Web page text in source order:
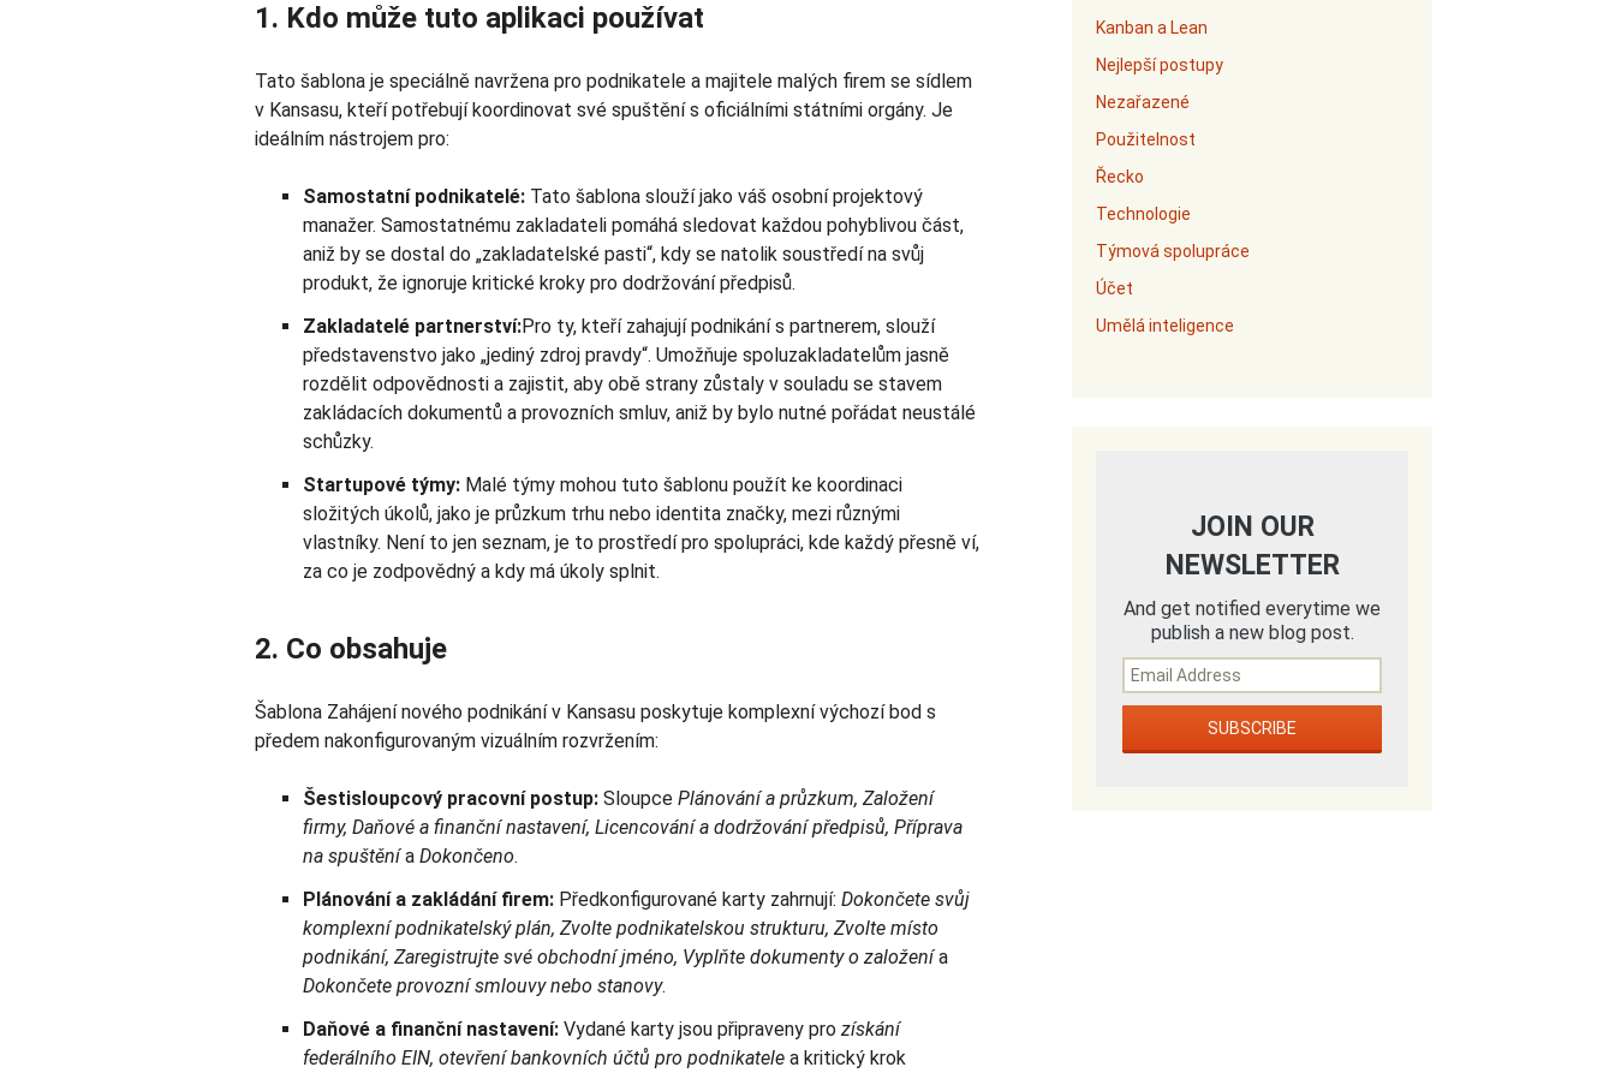
1. Kdo může tuto aplikaci používat
Tato šablona je speciálně navržena pro podnikatele a majitele malých firem se sídlem
v Kansasu, kteří potřebují koordinovat své spuštění s oficiálními státními orgány. Je
ideálním nástrojem pro:
Samostatní podnikatelé: Tato šablona slouží jako váš osobní projektový
manažer. Samostatnému zakladateli pomáhá sledovat každou pohyblivou část,
aniž by se dostal do „zakladatelské pasti“, kdy se natolik soustředí na svůj
produkt, že ignoruje kritické kroky pro dodržování předpisů.
Zakladatelé partnerství:Pro ty, kteří zahajují podnikání s partnerem, slouží
představenstvo jako „jediný zdroj pravdy“. Umožňuje spoluzakladatelům jasně
rozdělit odpovědnosti a zajistit, aby obě strany zůstaly v souladu se stavem
zakládacích dokumentů a provozních smluv, aniž by bylo nutné pořádat neustálé
schůzky.
Startupové týmy: Malé týmy mohou tuto šablonu použít ke koordinaci
složitých úkolů, jako je průzkum trhu nebo identita značky, mezi různými
vlastníky. Není to jen seznam, je to prostředí pro spolupráci, kde každý přesně ví,
za co je zodpovědný a kdy má úkoly splnit.
2. Co obsahuje
Šablona Zahájení nového podnikání v Kansasu poskytuje komplexní výchozí bod s
předem nakonfigurovaným vizuálním rozvržením:
Šestisloupcový pracovní postup: Sloupce Plánování a průzkum, Založení
firmy, Daňové a finanční nastavení, Licencování a dodržování předpisů, Příprava
na spuštěnía Dokončeno.
Plánování a zakládání firem: Předkonfigurované karty zahrnují: Dokončete svůj
komplexní podnikatelský plán, Zvolte podnikatelskou strukturu, Zvolte místo
podnikání, Zaregistrujte své obchodní jméno, Vyplňte dokumenty o založenía
Dokončete provozní smlouvy nebo stanovy.
Daňové a finanční nastavení: Vydané karty jsou připraveny pro získání
federálního EIN, otevření bankovních účtů pro podnikatele a kritický krok
Kanban a Lean
Nejlepší postupy
Nezařazené
Použitelnost
Řecko
Technologie
Týmová spolupráce
Účet
Umělá inteligence
JOIN OUR
NEWSLETTER
And get notified everytime we
publish a new blog post.